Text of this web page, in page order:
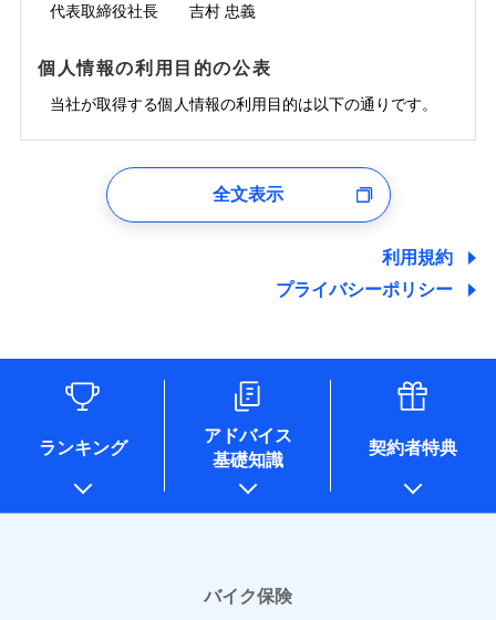
代表取締役社長 吉村 忠義
個人情報の利用目的の公表
当社が取得する個人情報の利用目的は以下の通りです。
ユーザー登録受付および、管理のため
しくは委託を受けている保険会社・提携会社の保険その他に
た維持管理等の委託業務遂行のため、またそれらに付帯、関
情報を取引のある他の保険会社の商品・サービスをご提案す
るために利用させていただくことがあります。）
各種セミナーの開催のため
アンケートやキャンペーン等の実施のため
上記に係る案内・手続き・管理等付帯業務を行うため
* 当社が委託を受けている保険会社の情報は、保険会社
のホームページに掲載しておりますので、ご確認くださ
あいおいニッセイ同和損害保険株式会社
全文表示
利用規約
プライバシーポリシー
ランキング
アドバイス
基礎知識
契約者特典
バイク保険